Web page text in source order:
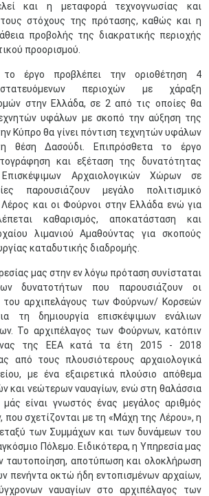
και η μεταφορά τεχνογνωσίας και
στόχους της πρότασης, καθώς και η
προβολής της διακρατικής περιοχής
προορισμού.
το έργο προβλέπει την οριοθέτηση 4
περιοχών με χάραξη
στην Ελλάδα, σε 2 από τις οποίες θα
υφάλων με σκοπό την αύξηση της
Κύπρο θα γίνει πόντιση τεχνητών υφάλων
θέση Δασούδι. Επιπρόσθετα το έργο
και εξέταση της δυνατότητας
Αρχαιολογικών Χώρων σε
παρουσιάζουν μεγάλο πολιτισμικό
και οι Φούρνοι στην Ελλάδα ενώ για
καθαρισμός, αποκατάσταση και
λιμανιού Αμαθούντας για σκοπούς
καταδυτικής διαδρομής.
μας στην εν λόγω πρόταση συνίσταται
δυνατοτήτων που παρουσιάζουν οι
του αρχιπελάγους των Φούρνων/ Κορσεών
τη δημιουργία επισκέψιμων ενάλιων
Το αρχιπέλαγος των Φούρνων, κατόπιν
της EEA κατά τα έτη 2015 - 2018
από τους πλουσιότερους αρχαιολογικά
με ένα εξαιρετικά πλούσιο απόθεμα
και νεώτερων ναυαγίων, ενώ στη θαλάσσια
είναι γνωστός ένας μεγάλος αριθμός
που σχετίζονται με τη «Μάχη της Λέρου», η
των Συμμάχων και των δυνάμεων του
Πόλεμο. Ειδικότερα, η Υπηρεσία μας
ταυτοποίηση, αποτύπωση και ολοκλήρωση
πενήντα οκτώ ήδη εντοπισμένων αρχαίων,
ναυαγίων στο αρχιπέλαγος των